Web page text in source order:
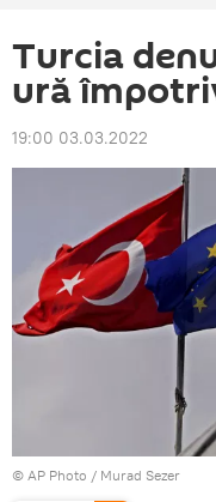
Turcia
ură
19:00 03.03.2022
© AP Photo / Murad Sezer